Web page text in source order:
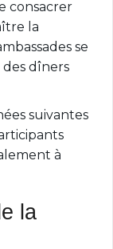
consacrer
la
se
dîners
suivantes
à
la